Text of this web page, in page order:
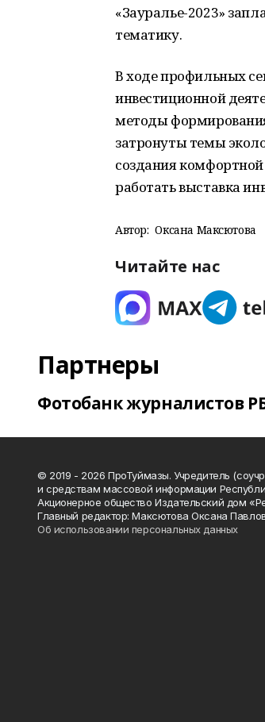
«Зауралье-2023»
тематику.
В ходе профильных
инвестиционной
методы
затронуты темы
создания комфортной
работать выставка
Автор: Оксана Максютова
Читайте нас
Партнеры
Фотобанк журналистов
© 2019 - 2026 ПроТуймазы. Учредитель
и средствам массовой информации
Акционерное общество Издательский дом
Главный редактор: Максютова Оксана
Об использовании персональных данных